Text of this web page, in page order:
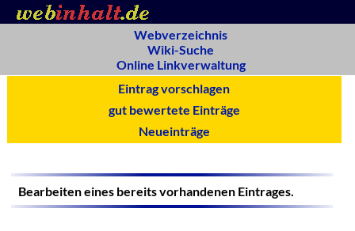
Webverzeichnis
Wiki-Suche
Online Linkverwaltung
Eintrag vorschlagen
gut bewertete Einträge
Neueinträge
Bearbeiten eines bereits vorhandenen Eintrages.